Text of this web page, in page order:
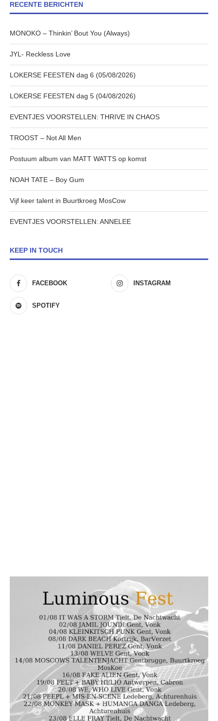
RECENTE BERICHTEN
MONOKO – Thinkin’ Bout You (Always)
JYL- Reckless Love
LOKERSE FEESTEN dag 6 (05/08/2026)
LOKERSE FEESTEN dag 5 (04/08/2026)
EVENTJES VOORSTELLEN: THRIVE IN CHAOS
TROOST – Not All Men
Postuum album van MATT WATTS op komst
NOAH TATE – Boy Gum
Vijf keer talent in Buurtkroeg MosCow
EVENTJES VOORSTELLEN: ANNELEE
KEEP IN TOUCH
FACEBOOK INSTAGRAM
SPOTIFY